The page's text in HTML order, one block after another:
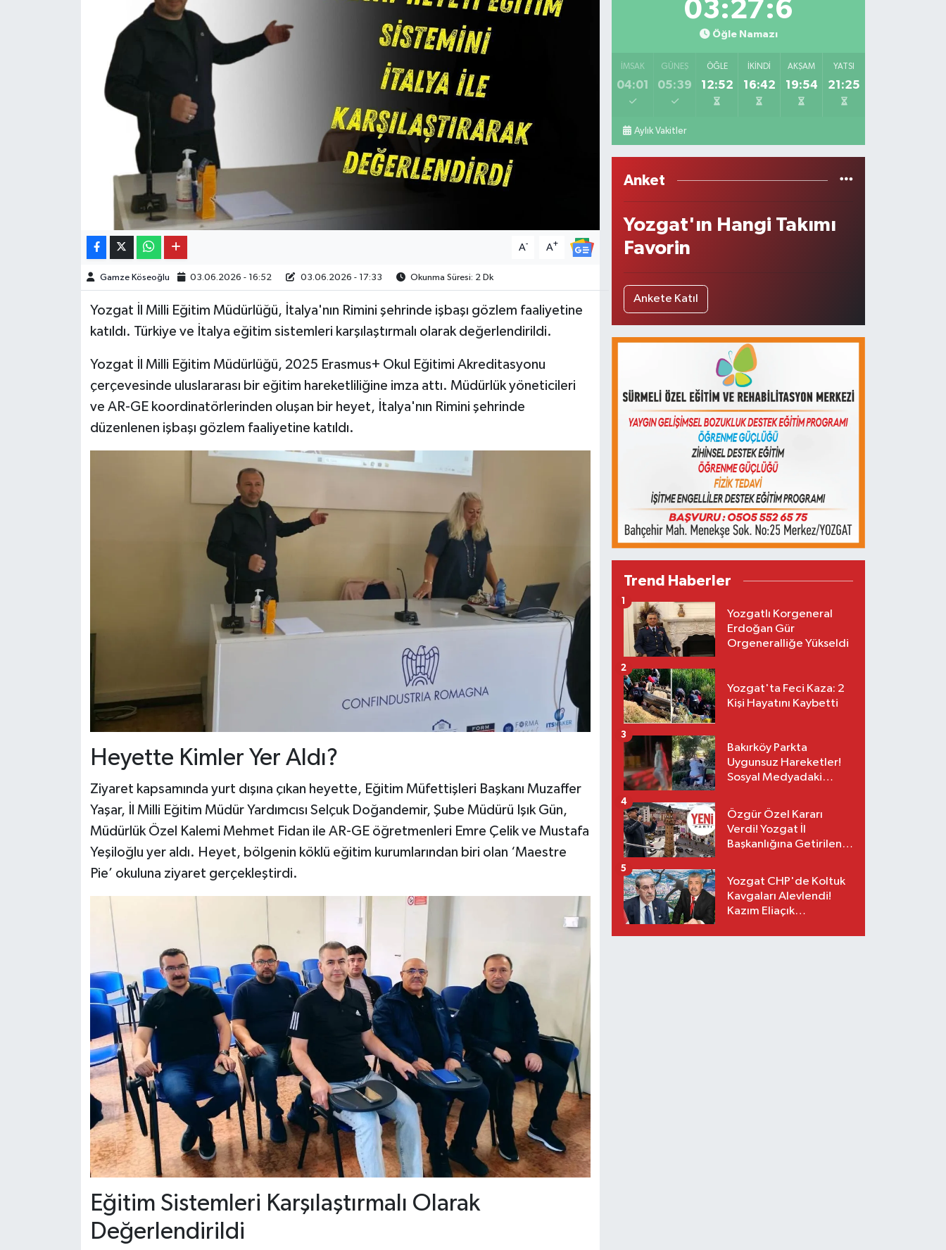
A- A+
Gamze Köseoğlu 03.06.2026 - 16:52 03.06.2026 - 17:33 Okunma Süresi: 2 Dk
Yozgat İl Milli Eğitim Müdürlüğü, İtalya'nın Rimini şehrinde işbaşı gözlem faaliyetine
katıldı. Türkiye ve İtalya eğitim sistemleri karşılaştırmalı olarak değerlendirildi.
Yozgat İl Milli Eğitim Müdürlüğü, 2025 Erasmus+ Okul Eğitimi Akreditasyonu
çerçevesinde uluslararası bir eğitim hareketliliğine imza attı. Müdürlük yöneticileri
ve AR-GE koordinatörlerinden oluşan bir heyet, İtalya'nın Rimini şehrinde
düzenlenen işbaşı gözlem faaliyetine katıldı.
Heyette Kimler Yer Aldı?
Ziyaret kapsamında yurt dışına çıkan heyette, Eğitim Müfettişleri Başkanı Muzaffer
Yaşar, İl Milli Eğitim Müdür Yardımcısı Selçuk Doğandemir, Şube Müdürü Işık Gün,
Müdürlük Özel Kalemi Mehmet Fidan ile AR-GE öğretmenleri Emre Çelik ve Mustafa
Yeşiloğlu yer aldı. Heyet, bölgenin köklü eğitim kurumlarından biri olan ‘Maestre
Pie’ okuluna ziyaret gerçekleştirdi.
Eğitim Sistemleri Karşılaştırmalı Olarak
Değerlendirildi
03:27:6
Öğle Namazı
İMSAK
04:01
GÜNEŞ
05:39
ÖĞLE
12:52
İKINDI
16:42
AKŞAM
19:54
YATSI
21:25
Aylık Vakitler
Anket
Yozgat'ın Hangi Takımı
Favorin
Ankete Katıl
Trend Haberler
Yozgatlı Korgeneral
Erdoğan Gür
Orgeneralliğe Yükseldi
1
Yozgat'ta Feci Kaza: 2
Kişi Hayatını Kaybetti
2
Bakırköy Parkta
Uygunsuz Hareketler!
Sosyal Medyadaki
Gözaltı
3
Özgür Özel Kararı
Verdi! Yozgat İl
Başkanlığına Getirilen
4
Yozgat CHP'de Koltuk
Kavgaları Alevlendi!
Kazım Eliaçık
5